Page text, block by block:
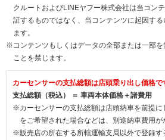
クルートおよびLINEヤフー株式会社は当コン
証するものではなく、当コンテンツに起因す
ます。
※コンテンツもしくはデータの全部または一部
ことを禁じます。
カーセンサーの支払総額は店頭乗り出し価格で
支払総額（税込） ＝ 車両本体価格＋諸費用
※カーセンサーの支払総額は店頭納車を前提に
をご希望された場合などは、別途納車費用が
※販売店の所在する所轄運輸支局以外で登録す